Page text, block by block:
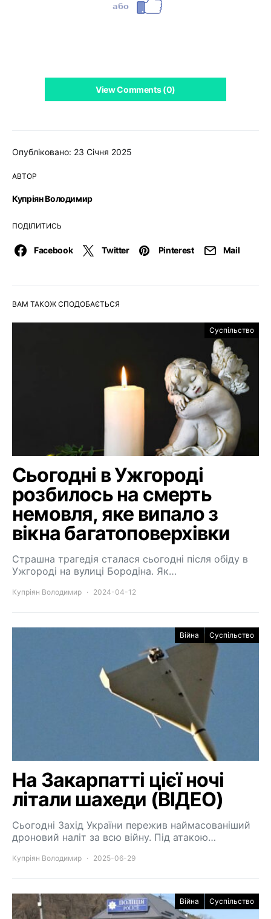
Опубліковано: 23 Січня 2025
АВТОР
Купріян Володимир
ПОДІЛИТИСЬ
Facebook Twitter Pinterest Mail
View Comments (0)
ВАМ ТАКОЖ СПОДОБАЄТЬСЯ
Суспільство
Сьогодні в Ужгороді
розбилось на смерть
немовля, яке випало з
вікна багатоповерхівки
Страшна трагедія сталася сьогодні після обіду в
Ужгороді на вулиці Бородіна. Як…
Купріян Володимир 2024-04-12
Війна Суспільство
На Закарпатті цієї ночі
літали шахеди (ВІДЕО)
Сьогодні Захід України пережив наймасованіший
дроновий наліт за всю війну. Під атакою…
Купріян Володимир 2025-06-29
Війна Суспільство